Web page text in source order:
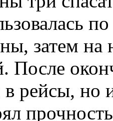
затем на
После
рейсы, но